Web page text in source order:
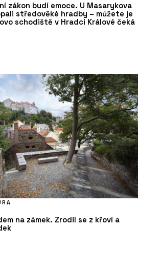
zákon budí emoce. U Masarykova
středověké hradby – můžete je
schodiště v Hradci Králové čeká
na zámek. Zrodil se z křoví a